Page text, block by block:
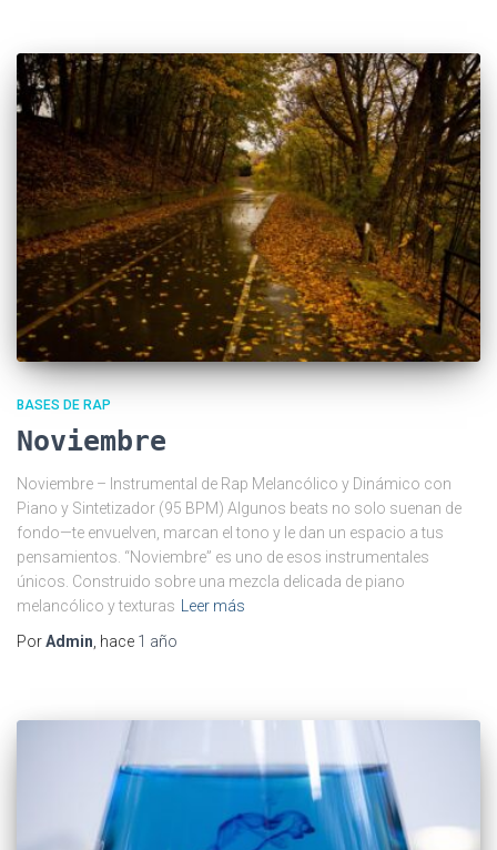
BASES DE RAP
Noviembre
Noviembre – Instrumental de Rap Melancólico y Dinámico con
Piano y Sintetizador (95 BPM) Algunos beats no solo suenan de
fondo—te envuelven, marcan el tono y le dan un espacio a tus
pensamientos. “Noviembre” es uno de esos instrumentales
únicos. Construido sobre una mezcla delicada de piano
melancólico y texturas Leer más
PorAdmin, hace 1 año